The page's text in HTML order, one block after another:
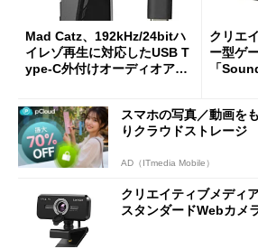
Mad Catz、192kHz/24bitハ
イレゾ再生に対応したUSB T
ype-C外付けオーディオアダ
クリエ
ー型ゲ
「
スマホの写真／動画を
りクラウドストレージ
AD（ITmedia Mobile）
クリエイティブメディ
スタンダードWebカメ